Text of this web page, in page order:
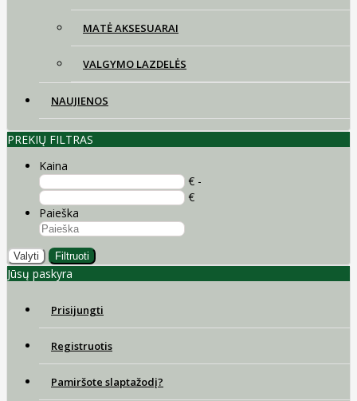
MATĖ AKSESUARAI
VALGYMO LAZDELĖS
NAUJIENOS
PREKIŲ FILTRAS
Kaina
€ -
€
Paieška
Valyti Filtruoti
Jūsų paskyra
Prisijungti
Registruotis
Pamiršote slaptažodį?